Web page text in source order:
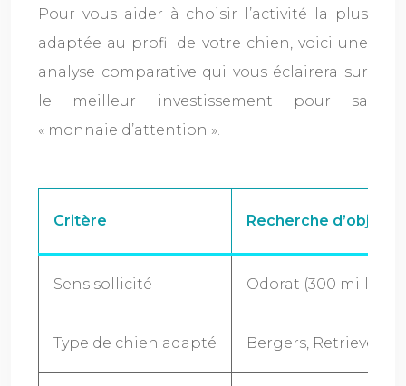
Pour vous aider à choisir l’activité la plus
adaptée au profil de votre chien, voici une
analyse comparative qui vous éclairera sur
le meilleur investissement pour sa
« monnaie d’attention ».
Critère Recherche d’objets
Sens sollicité Odorat (300 millions
Type de chien adapté Bergers, Retrievers,